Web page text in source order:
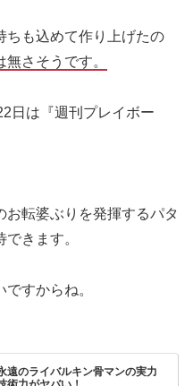
ちも込めて作り上げたの
さそうです。
転婆ぶりを発揮するパタ
きます。
すからね。
遠のライバルキン骨マンの実力